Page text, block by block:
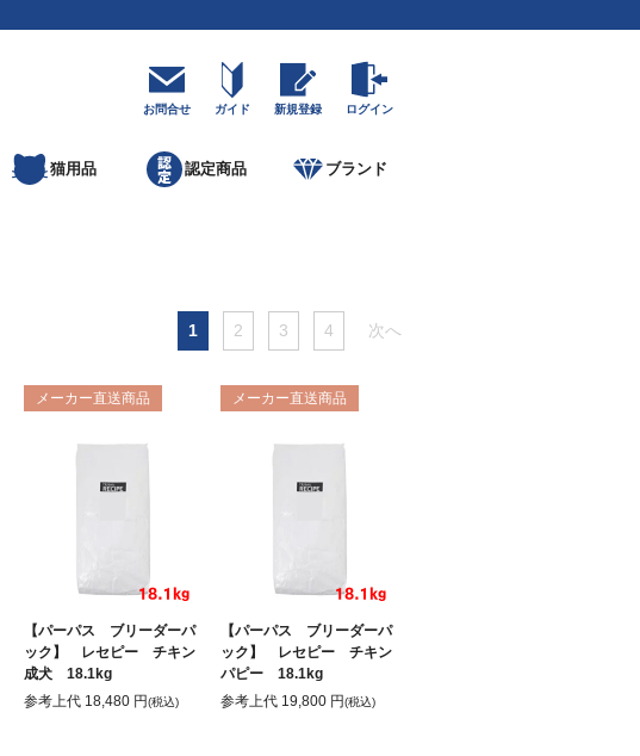
ログイン
新規登録
ガイド
お問合せ
猫用品 認定商品 ブランド
1 2 3 4 次へ
メーカー直送商品
【パーパス ブリーダーパ
ック】 レセピー チキン
成犬 18.1kg
参考上代 18,480 円(税込)
メーカー直送商品
【パーパス ブリーダーパ
ック】 レセピー チキン
パピー 18.1kg
参考上代 19,800 円(税込)